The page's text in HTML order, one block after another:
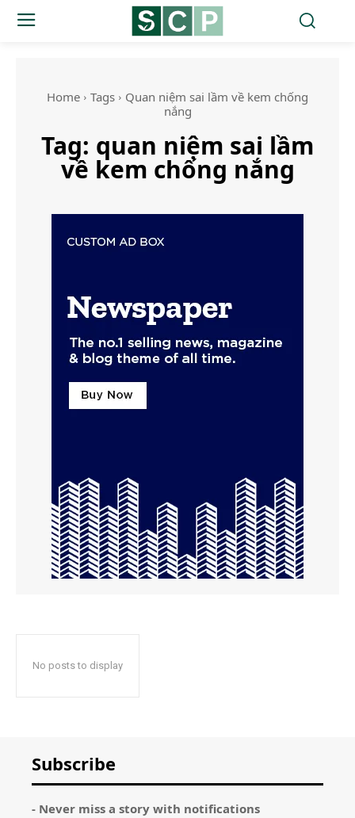
Home Tags
Quan niệm sai lầm về kem chống
nắng
Tag: quan niệm sai lầm
về kem chống nắng
No posts to display
Subscribe
- Never miss a story with notifications